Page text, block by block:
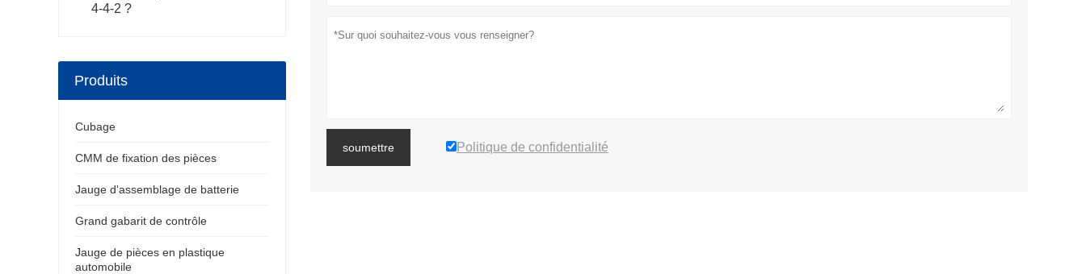
soumettre Politique de confidentialité
4-4-2 ?
Produits
Cubage
CMM de fixation des pièces
Jauge d'assemblage de batterie
Grand gabarit de contrôle
Jauge de pièces en plastique
automobile